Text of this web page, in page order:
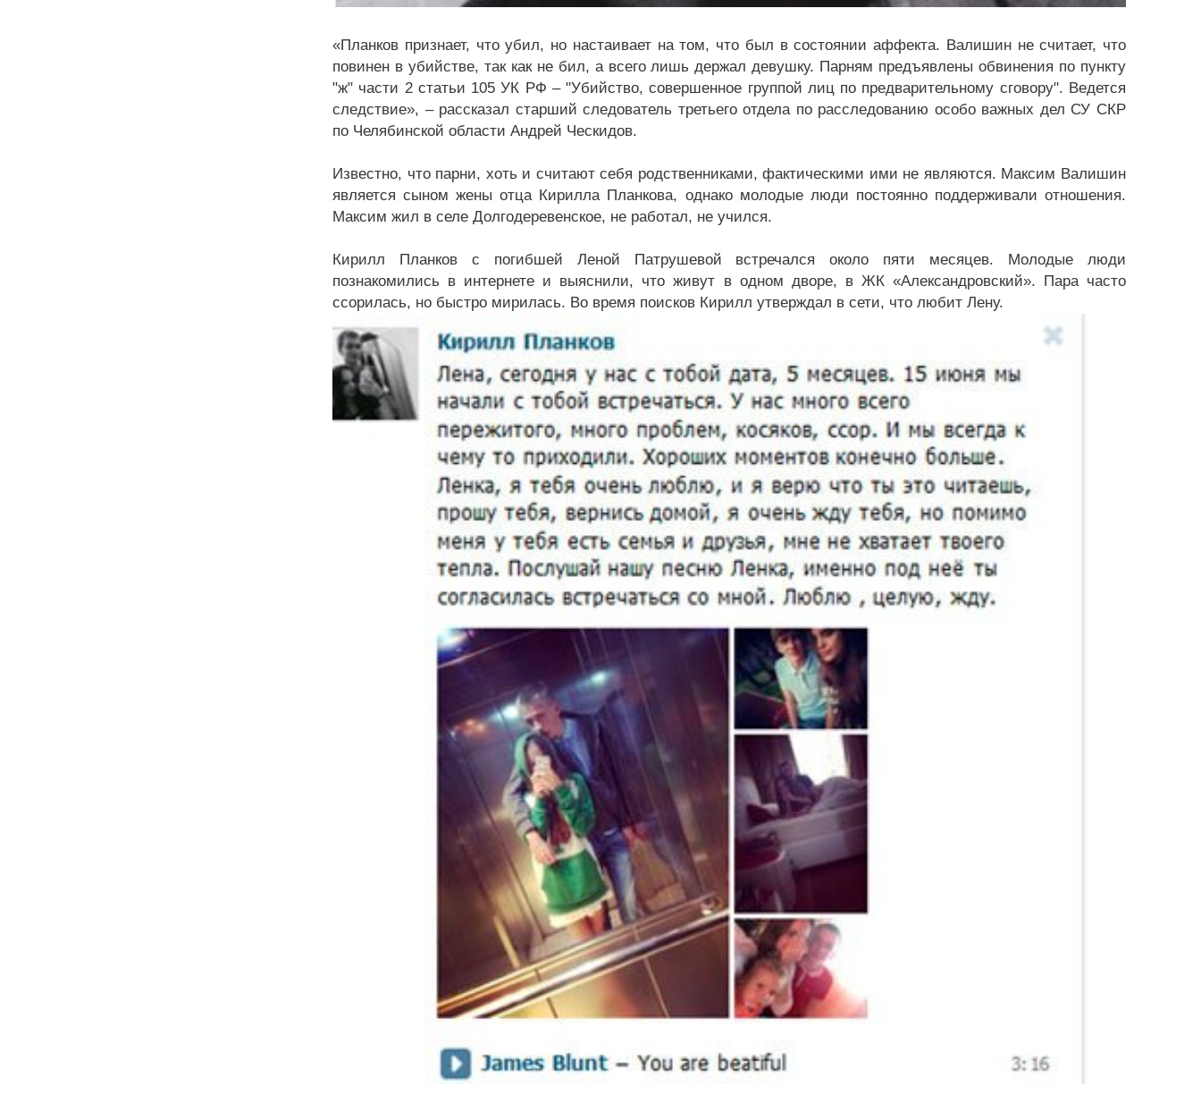
«Планков признает, что убил, но настаивает на том, что был в состоянии аффекта. Валишин не считает, что
повинен в убийстве, так как не бил, а всего лишь держал девушку. Парням предъявлены обвинения по пункту
"ж" части 2 статьи 105 УК РФ – "Убийство, совершенное группой лиц по предварительному сговору". Ведется
следствие», – рассказал старший следователь третьего отдела по расследованию особо важных дел СУ СКР
по Челябинской области Андрей Ческидов.
Известно, что парни, хоть и считают себя родственниками, фактическими ими не являются. Максим Валишин
является сыном жены отца Кирилла Планкова, однако молодые люди постоянно поддерживали отношения.
Максим жил в селе Долгодеревенское, не работал, не учился.
Кирилл Планков с погибшей Леной Патрушевой встречался около пяти месяцев. Молодые люди
познакомились в интернете и выяснили, что живут в одном дворе, в ЖК «Александровский». Пара часто
ссорилась, но быстро мирилась. Во время поисков Кирилл утверждал в сети, что любит Лену.